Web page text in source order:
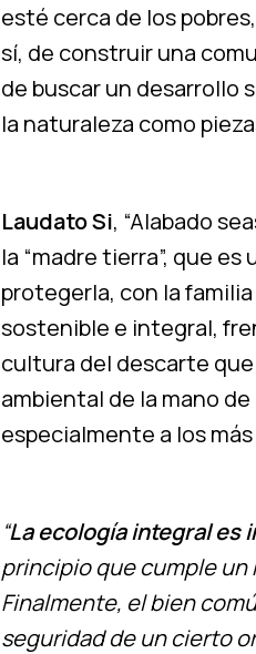
esté cerca de los
sí, de construir una
de buscar un desarrollo
la naturaleza como
Laudato Si, “Alabado
la “madre tierra”, que es
protegerla, con la
sostenible e integral,
cultura del descarte
ambiental de la mano
especialmente a los
“La ecología integral es
principio que cumple
Finalmente, el bien
seguridad de un cierto